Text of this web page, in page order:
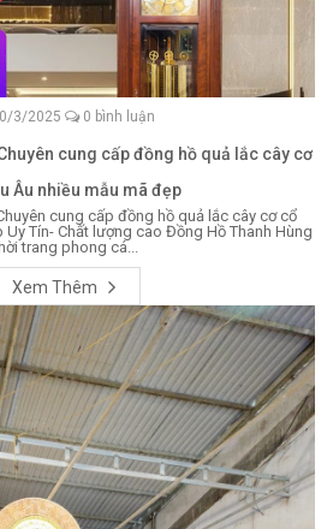
3/2025 0 bình luận
cung cấp đồng hồ quả lắc cây cơ
Âu nhiều mẫu mã đẹp
cung cấp đồng hồ quả lắc cây cơ cổ
Uy Tín- Chất lượng cao Đồng Hồ Thanh Hùng
trang phong cá...
Xem Thêm